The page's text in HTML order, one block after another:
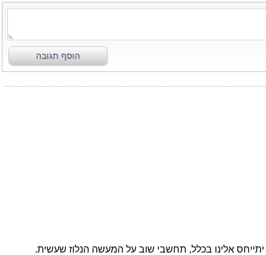
הוסף תגובה
יתייחס אלינו בכלל, תחשבי שוב על המעשה הנלוז שעשית.